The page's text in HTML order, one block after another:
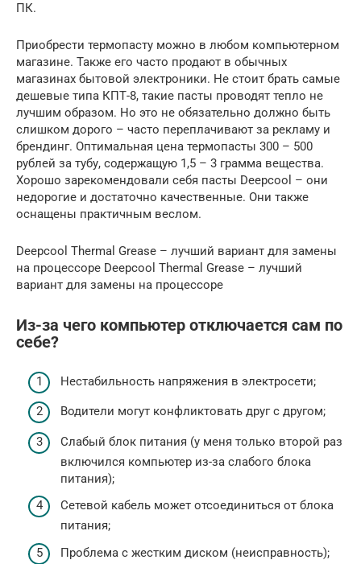
ПК.
Приобрести термопасту можно в любом компьютерном
магазине. Также его часто продают в обычных
магазинах бытовой электроники. Не стоит брать самые
дешевые типа КПТ-8, такие пасты проводят тепло не
лучшим образом. Но это не обязательно должно быть
слишком дорого – часто переплачивают за рекламу и
брендинг. Оптимальная цена термопасты 300 – 500
рублей за тубу, содержащую 1,5 – 3 грамма вещества.
Хорошо зарекомендовали себя пасты Deepcool – они
недорогие и достаточно качественные. Они также
оснащены практичным веслом.
Deepcool Thermal Grease – лучший вариант для замены
на процессоре Deepcool Thermal Grease – лучший
вариант для замены на процессоре
Из-за чего компьютер отключается сам по
себе?
Нестабильность напряжения в электросети;
Водители могут конфликтовать друг с другом;
Слабый блок питания (у меня только второй раз
включился компьютер из-за слабого блока
питания);
Сетевой кабель может отсоединиться от блока
питания;
Проблема с жестким диском (неисправность);